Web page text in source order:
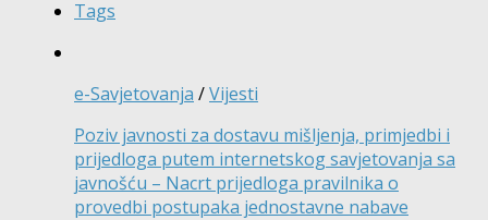
Tags
e-Savjetovanja /Vijesti
Poziv javnosti za dostavu mišljenja, primjedbi i
prijedloga putem internetskog savjetovanja sa
javnošću – Nacrt prijedloga pravilnika o
provedbi postupaka jednostavne nabave